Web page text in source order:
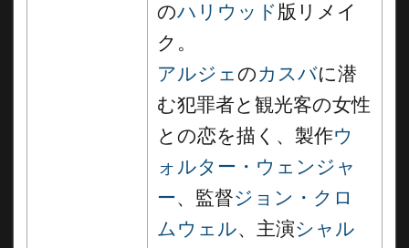
のハリウッド版リメイ
ク。
アルジェのカスバに潜
む犯罪者と観光客の女性
との恋を描く、製作ウ
ォルター・ウェンジャ
ー、監督ジョン・クロ
ムウェル、主演シャル